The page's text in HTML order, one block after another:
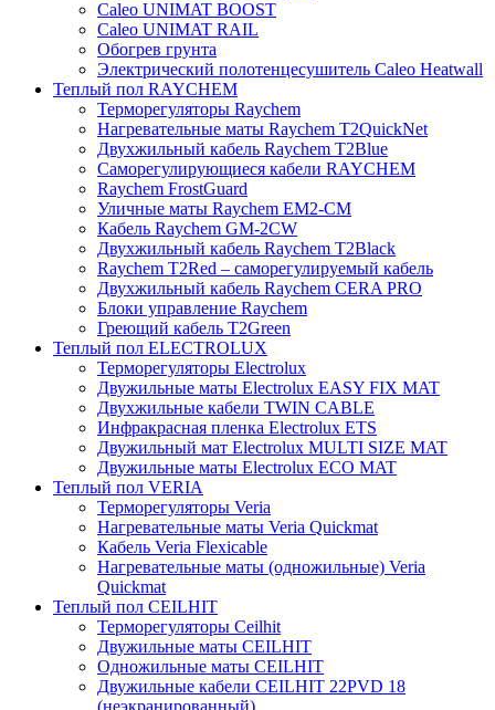
Caleo UNIMAT BOOST
Caleo UNIMAT RAIL
Обогрев грунта
Электрический полотенцесушитель Caleo Heatwall
Теплый пол RAYCHEM
Терморегуляторы Raychem
Нагревательные маты Raychem T2QuickNet
Двухжильный кабель Raychem T2Blue
Саморегулирующиеся кабели RAYCHEM
Raychem FrostGuard
Уличные маты Raychem EM2-CM
Кабель Raychem GM-2CW
Двухжильный кабель Raychem T2Black
Raychem T2Red – саморегулируемый кабель
Двухжильный кабель Raychem CERA PRO
Блоки управление Raychem
Греющий кабель T2Green
Теплый пол ELECTROLUX
Терморегуляторы Electrolux
Двужильные маты Electrolux EASY FIX MAT
Двухжильные кабели TWIN CABLE
Инфракрасная пленка Electrolux ETS
Двужильный мат Electrolux MULTI SIZE MAT
Двужильные маты Electrolux ECO MAT
Теплый пол VERIA
Терморегуляторы Veria
Нагревательные маты Veria Quickmat
Кабель Veria Flexicable
Нагревательные маты (одножильные) Veria
Quickmat
Теплый пол CEILHIT
Терморегуляторы Ceilhit
Двужильные маты CEILHIT
Одножильные маты CEILHIT
Двужильные кабели CEILHIT 22PVD 18
(неэкранированный)